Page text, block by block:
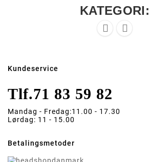
KATEGORI:
 
Kundeservice
Tlf.71 83 59 82
Mandag - Fredag:11.00 - 17.30
Lørdag: 11 - 15.00
Betalingsmetoder